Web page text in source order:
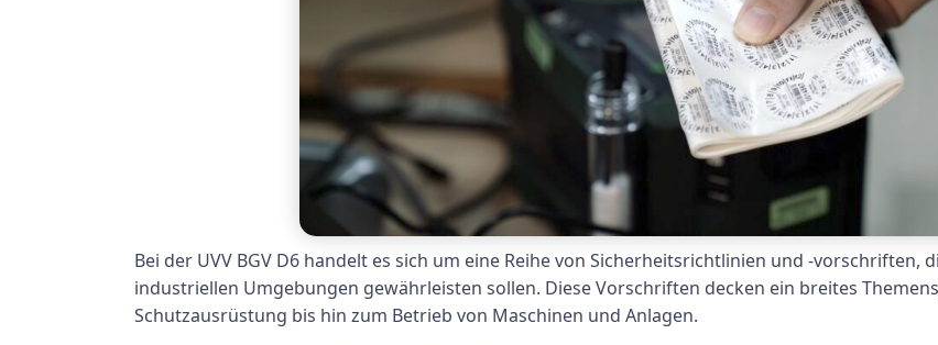
Bei der UVV BGV D6 handelt es sich um eine Reihe von Sicherheitsrichtlinien und -vorschriften,
industriellen Umgebungen gewährleisten sollen. Diese Vorschriften decken ein breites
Schutzausrüstung bis hin zum Betrieb von Maschinen und Anlagen.